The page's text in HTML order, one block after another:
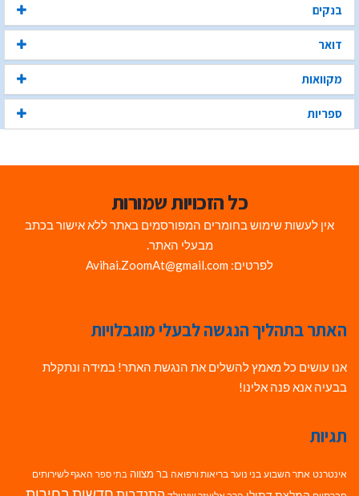
בנקים
דואר
מקוואות
ספריות
כל הזכויות שמורות
אין לעשות שימוש בחומרים המפורסמים באתר ללא אישור בכתב
מבעלי האתר.
לפרטים: Avihai.ZoomAt@gmail.com
האתר בתהליך הנגשה לבעלי מוגבלויות
אנו עושים כל מאמץ להשלים את הנגשת האתר! במידה ונתקלת
בבעיה אנא פנה אלינו!
תגיות
אינטרנט אתר השבוע בני נוער בריאות ורפואה בר מצווה בתי ספר האגף לשירותים